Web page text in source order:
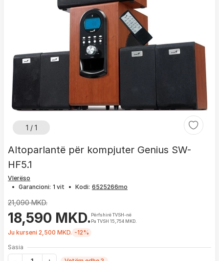
1 / 1
Altoparlantë për kompjuter Genius SW-
HF5.1
Vlerëso
• Garancioni: 1 vit • Kodi:
21,090 MKD.
18,590 MKD.Përfshirë TVSH-në
Pa TVSH 15,754 MKD.
Ju kurseni 2,500 MKD. -12%
Sasia